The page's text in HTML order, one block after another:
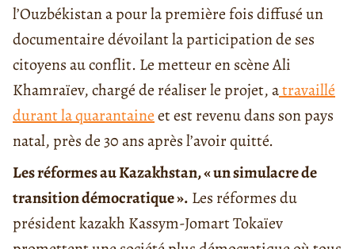
l’Ouzbékistan a pour la première fois diffusé un
documentaire dévoilant la participation de ses
citoyens au conflit. Le metteur en scène Ali
Khamraïev, chargé de réaliser le projet, atravaillé
durant la quarantaineet est revenu dans son pays
natal, près de 30 ans après l’avoir quitté.
Les réformes au Kazakhstan, « un simulacre de
transition démocratique ». Les réformes du
président kazakh Kassym-Jomart Tokaïev